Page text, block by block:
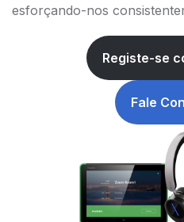
esforçando-nos
Registe-se
Fale